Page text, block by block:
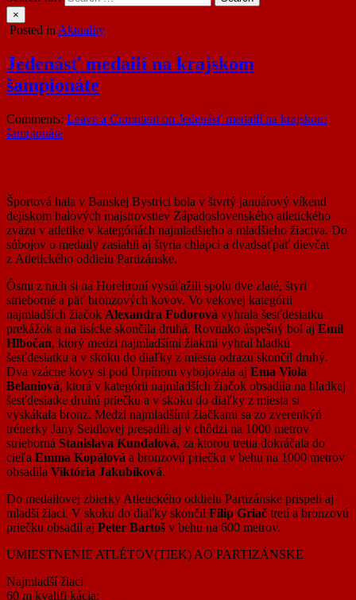
×
Posted in Aktuality
Jedenásť medailí na krajskom
šampionáte
Comments: Leave a Comment on Jedenásť medailí na krajskom
šampionáte
Športová hala v Banskej Bystrici bola v štvrtý januárový víkend
dejiskom halových majstrovstiev Západoslovenského atletického
zväzu v atletike v kategóriách najmladšieho a mladšieho žiactva. Do
súbojov o medaily zasiahli aj štyria chlapci a dvadsaťpäť dievčat
z Atletického oddielu Partizánske.
Ôsmi z nich si na Horehroní vysúťažili spolu dve zlaté, štyri
strieborné a päť bronzových kovov. Vo vekovej kategórii
najmladších žiačok Alexandra Fodorová vyhrala šesťdesiatku
prekážok a na tisícke skončila druhá. Rovnako úspešný bol aj Emil
Hlbočan, ktorý medzi najmladšími žiakmi vyhral hladkú
šesťdesiatku a v skoku do diaľky z miesta odrazu skončil druhý.
Dva vzácne kovy si pod Urpínom vybojovala aj Ema Viola
Belaniová, ktorá v kategórii najmladších žiačok obsadila na hladkej
šesťdesiatke druhú priečku a v skoku do diaľky z miesta si
vyskákala bronz. Medzi najmladšími žiačkami sa zo zverenkýň
trénerky Jany Seidlovej presadili aj v chôdzi na 1000 metrov
strieborná Stanislava Kundalová, za ktorou tretia dokráčala do
cieľa Emma Kopálová a bronzovú priečku v behu na 1000 metrov
obsadila Viktória Jakubíková.
Do medailovej zbierky Atletického oddielu Partizánske prispeli aj
mladší žiaci. V skoku do diaľky skončil Filip Griač tretí a bronzovú
priečku obsadil aj Peter Bartoš v behu na 600 metrov.
UMIESTNENIE ATLÉTOV(TIEK) AO PARTIZÁNSKE
Najmladší žiaci
60 m kvalifi kácia: